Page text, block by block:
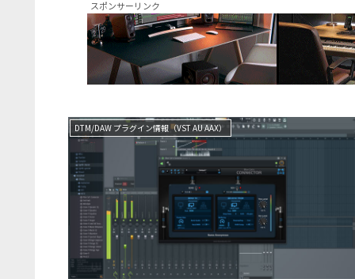
スポンサーリンク
DTM/DAW プラグイン情報（VST AU AAX）